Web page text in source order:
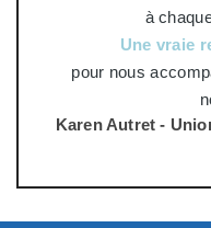
à
Une vraie
pour nous
Karen Autret -